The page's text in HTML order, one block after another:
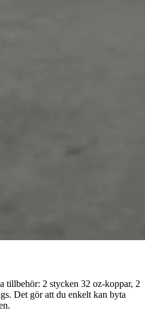
tillbehör: 2 stycken 32 oz-koppar, 2
Det gör att du enkelt kan byta